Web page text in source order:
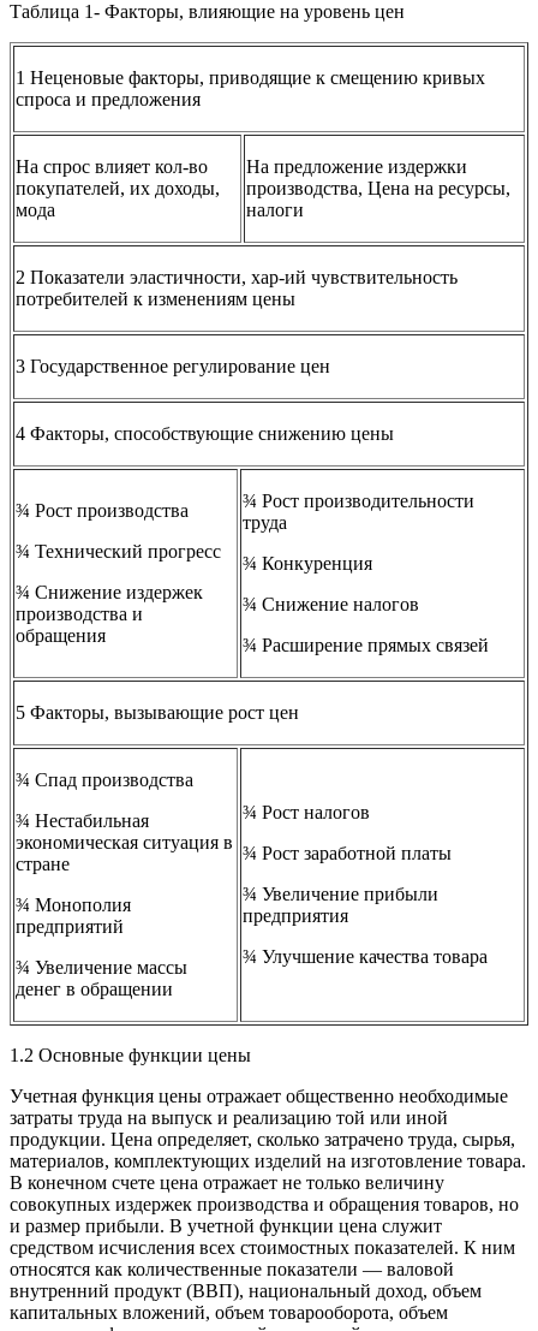
Таблица 1- Факторы, влияющие на уровень цен
1 Неценовые факторы, приводящие к смещению кривых
спроса и предложения
На спрос влияет кол-во
покупателей, их доходы,
мода
На предложение издержки
производства, Цена на ресурсы,
налоги
2 Показатели эластичности, хар-ий чувствительность
потребителей к изменениям цены
3 Государственное регулирование цен
4 Факторы, способствующие снижению цены
¾ Рост производства
¾ Технический прогресс
¾ Снижение издержек
производства и
обращения
¾ Рост производительности
труда
¾ Конкуренция
¾ Снижение налогов
¾ Расширение прямых связей
5 Факторы, вызывающие рост цен
¾ Спад производства
¾ Нестабильная
экономическая ситуация в
стране
¾ Монополия
предприятий
¾ Увеличение массы
денег в обращении
¾ Рост налогов
¾ Рост заработной платы
¾ Увеличение прибыли
предприятия
¾ Улучшение качества товара
1.2 Основные функции цены
Учетная функция цены отражает общественно необходимые
затраты труда на выпуск и реализацию той или иной
продукции. Цена определяет, сколько затрачено труда, сырья,
материалов, комплектующих изделий на изготовление товара.
В конечном счете цена отражает не только величину
совокупных издержек производства и обращения товаров, но
и размер прибыли. В учетной функции цена служит
средством исчисления всех стоимостных показателей. К ним
относятся как количественные показатели — валовой
внутренний продукт (ВВП), национальный доход, объем
капитальных вложений, объем товарооборота, объем